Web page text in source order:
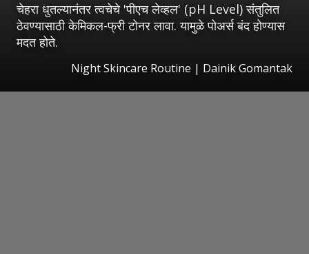
चेहरा धुतल्यानंतर त्वचेचे 'पीएच लेव्हल' (pH Level) संतुलित
ठेवण्यासाठी केमिकल-फ्री टोनर लावा. यामुळे पोअर्स बंद होण्यास
मदत होते.
Night Skincare Routine | Dainik Gomantak